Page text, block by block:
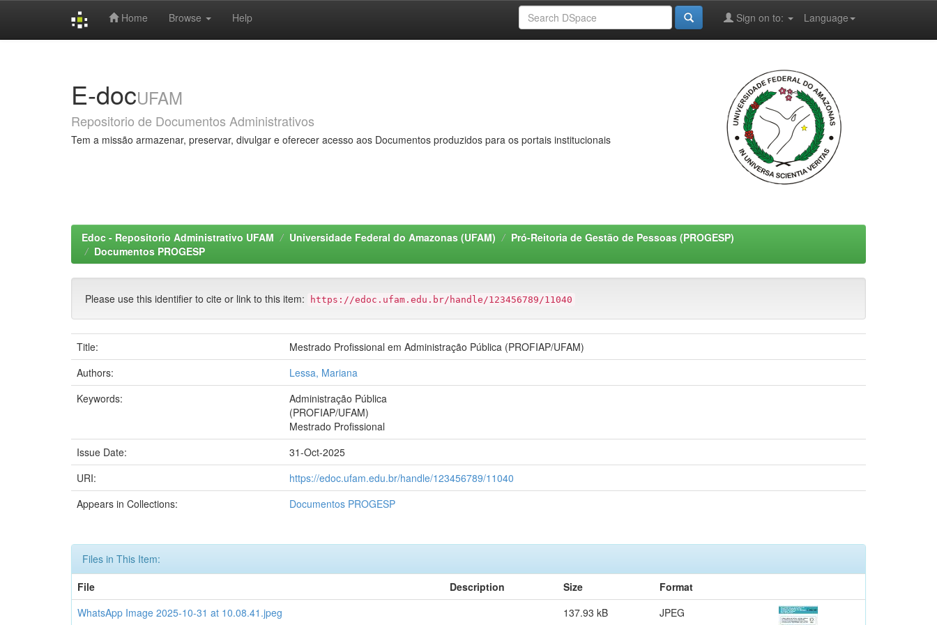
Home Browse Help Language
Sign on to:
E-docUFAM
Repositorio de Documentos Administrativos
Tem a missão armazenar, preservar, divulgar e oferecer acesso aos Documentos produzidos para os portais institucionais
Edoc - Repositorio Administrativo UFAM Universidade Federal do Amazonas (UFAM)
Pró-Reitoria de Gestão de Pessoas (PROGESP)
Documentos PROGESP
Please use this identifier to cite or link to this item: https://edoc.ufam.edu.br/handle/123456789/11040
Title:
Mestrado Profissional em Administração Pública (PROFIAP/UFAM)
Authors:
Lessa, Mariana
Keywords:
Administração Pública
(PROFIAP/UFAM)
Mestrado Profissional
Issue Date:
31-Oct-2025
URI:
https://edoc.ufam.edu.br/handle/123456789/11040
Appears in Collections:
Documentos PROGESP
Files in This Item:
File
Description Size
Format
WhatsApp Image 2025-10-31 at 10.08.41.jpeg
137.93 kB JPEG